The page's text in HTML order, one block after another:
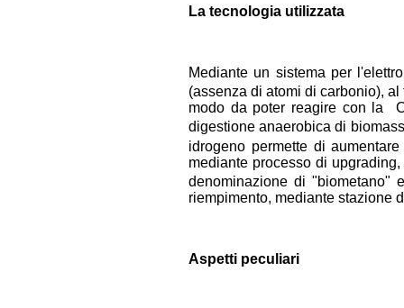
La tecnologia utilizzata
Mediante un sistema per
(assenza di atomi di carbonio),
modo da poter reagire con la
digestione anaerobica di
idrogeno permette di
mediante processo di
denominazione di "biometano"
riempimento, mediante stazione
Aspetti peculiari